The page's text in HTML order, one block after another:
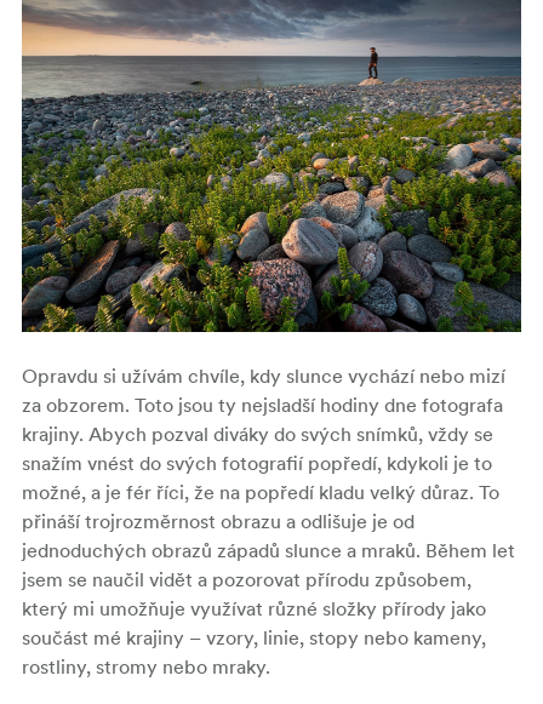
Opravdu si užívám chvíle, kdy slunce vychází nebo mizí
za obzorem. Toto jsou ty nejsladší hodiny dne fotografa
krajiny. Abych pozval diváky do svých snímků, vždy se
snažím vnést do svých fotografií popředí, kdykoli je to
možné, a je fér říci, že na popředí kladu velký důraz. To
přináší trojrozměrnost obrazu a odlišuje je od
jednoduchých obrazů západů slunce a mraků. Během let
jsem se naučil vidět a pozorovat přírodu způsobem,
který mi umožňuje využívat různé složky přírody jako
součást mé krajiny – vzory, linie, stopy nebo kameny,
rostliny, stromy nebo mraky.